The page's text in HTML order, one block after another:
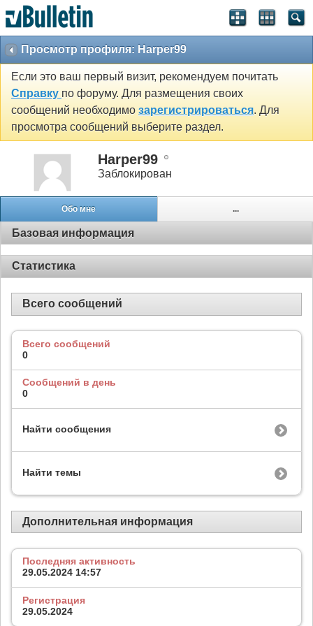
Просмотр профиля: Harper99
Если это ваш первый визит, рекомендуем почитать
Справку по форуму. Для размещения своих
сообщений необходимо зарегистрироваться. Для
просмотра сообщений выберите раздел.
Harper99
Заблокирован
Обо мне ...
Базовая информация
Статистика
Всего сообщений
Всего сообщений
0
Сообщений в день
0
Найти сообщения
Найти темы
Дополнительная информация
Последняя активность
29.05.2024 14:57
Регистрация
29.05.2024